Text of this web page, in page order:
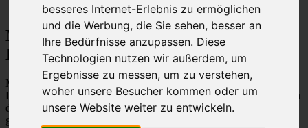
besseres Internet-Erlebnis zu ermöglichen
und die Werbung, die Sie sehen, besser an
Ihre Bedürfnisse anzupassen. Diese
Technologien nutzen wir außerdem, um
Ergebnisse zu messen, um zu verstehen,
woher unsere Besucher kommen oder um
unsere Website weiter zu entwickeln.
MLCD-Seiten MLCD-Foren-Übersicht
M-Klasse MLCD-Foren des ML-Club-
Deutschland - Nutzungsbedingungen
Mit dem Zugriff auf „M-Klasse MLCD-Foren des ML-Club-
Deutschland“ („https://www.mlcd.de/MLCDForen“) wird zwischen
dir und dem Betreiber ein Vertrag mit folgenden Regelungen
geschlossen: